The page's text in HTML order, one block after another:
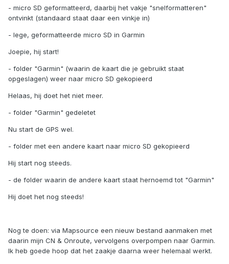
- micro SD geformatteerd, daarbij het vakje "snelformatteren"
ontvinkt (standaard staat daar een vinkje in)
- lege, geformatteerde micro SD in Garmin
Joepie, hij start!
- folder "Garmin" (waarin de kaart die je gebruikt staat
opgeslagen) weer naar micro SD gekopieerd
Helaas, hij doet het niet meer.
- folder "Garmin" gedeletet
Nu start de GPS wel.
- folder met een andere kaart naar micro SD gekopieerd
Hij start nog steeds.
- de folder waarin de andere kaart staat hernoemd tot "Garmin"
Hij doet het nog steeds!
Nog te doen: via Mapsource een nieuw bestand aanmaken met
daarin mijn CN & Onroute, vervolgens overpompen naar Garmin.
Ik heb goede hoop dat het zaakje daarna weer helemaal werkt.